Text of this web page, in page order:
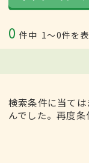
0 件中 1〜0件を
検索条件に当て
んでした。再度条